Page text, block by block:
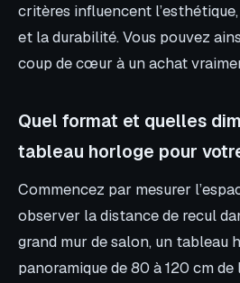
critères influencent
et la durabilité. Vous pouvez
coup de cœur à un achat
Quel format et quelles
tableau horloge pour
Commencez par mesurer
observer la distance de recul
grand mur de salon, un tableau
panoramique de 80 à 120 cm